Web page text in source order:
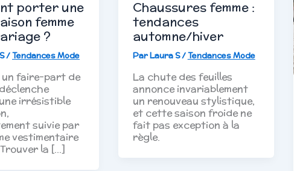
porter une
femme
?
/Tendances Mode
un faire-part de
irrésistible
suivie par
vestimentaire
la […]
Chaussures femme :
tendances
automne/hiver
ParLaura S/Tendances Mode
La chute des feuilles
annonce invariablement
un renouveau stylistique,
et cette saison froide ne
fait pas exception à la
règle.